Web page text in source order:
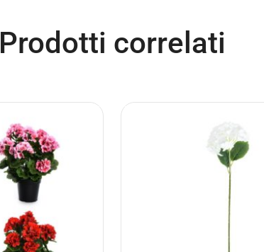
Prodotti correlati